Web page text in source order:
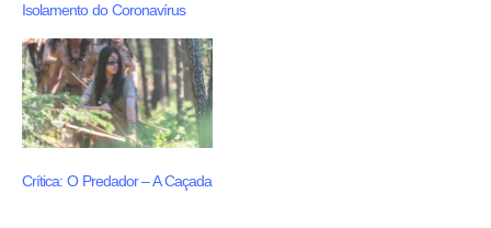
Isolamento do Coronavírus
Crítica: O Predador – A Caçada